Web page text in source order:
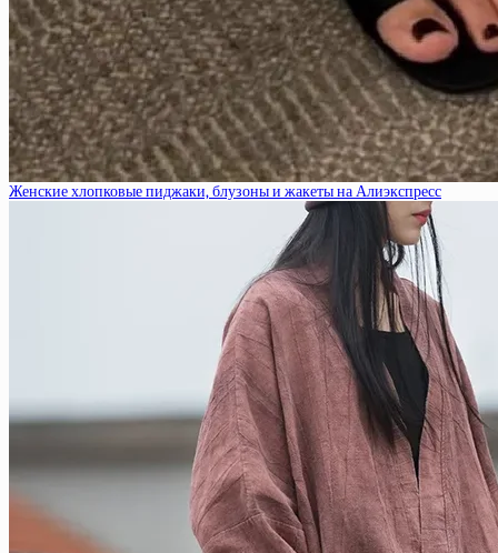
Женские хлопковые пиджаки, блузоны и жакеты на Алиэкспресс